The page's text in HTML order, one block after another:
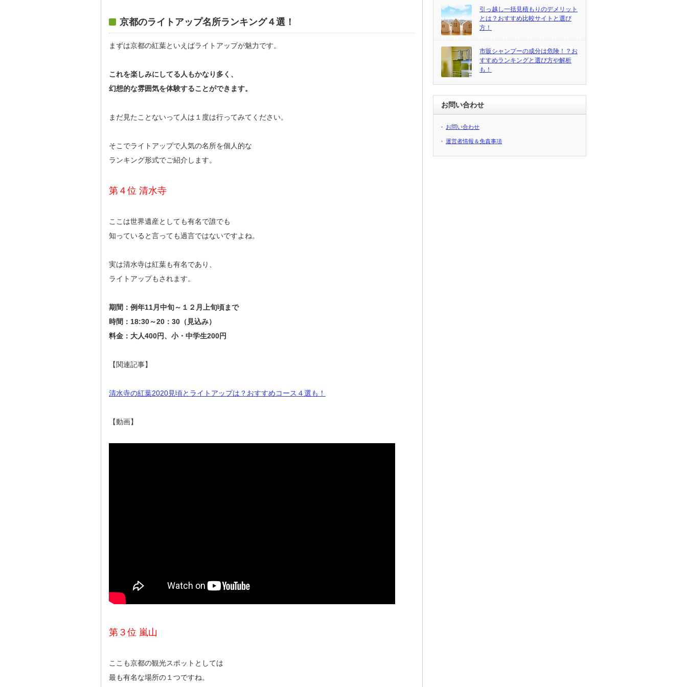
京都のライトアップ名所ランキング４選！
まずは京都の紅葉といえばライトアップが魅力です。
これを楽しみにしてる人もかなり多く、
幻想的な雰囲気を体験することができます。
まだ見たことないって人は１度は行ってみてください。
そこでライトアップで人気の名所を個人的な
ランキング形式でご紹介します。
第４位 清水寺
ここは世界遺産としても有名で誰でも
知っていると言っても過言ではないですよね。
実は清水寺は紅葉も有名であり、
ライトアップもされます。
期間：例年11月中旬～１２月上旬頃まで
時間：18:30～20：30（見込み）
料金：大人400円、小・中学生200円
【関連記事】
清水寺の紅葉2020見頃とライトアップは？おすすめコース４選も！
【動画】
第３位 嵐山
ここも京都の観光スポットとしては
最も有名な場所の１つですね。
引っ越し一括見積もりのデメリット
とは？おすすめ比較サイトと選び
方！
市販シャンプーの成分は危険！？お
すすめランキングと選び方や解析
も！
お問い合わせ
お問い合わせ
運営者情報＆免責事項